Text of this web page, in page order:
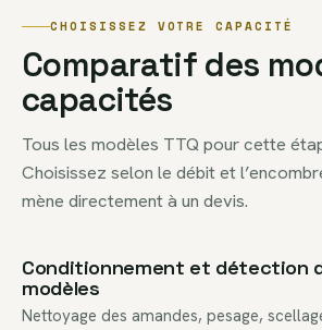
CHOISISSEZ VOTRE CAPACITÉ
Comparatif des
capacités
Tous les modèles TTQ pour cette
Choisissez selon le débit et
mène directement à un devis.
Conditionnement et détection
modèles
Nettoyage des amandes, pesage,